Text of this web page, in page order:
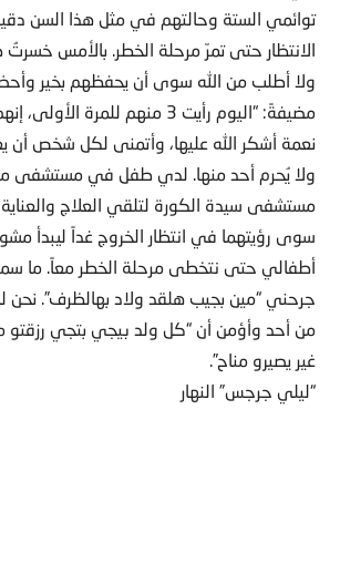
توائمي الستة وحالتهم في مثل هذا السن
الانتظار حتى تمرّ مرحلة الخطر. بالأمس
ولا أطلب من الله سوى أن يحفظهم بخير
مضيفةً: “اليوم رأيت 3 منهم للمرة
نعمة أشكر الله عليها، وأتمنى لكل شخص أن
ولا يُحرم أحد منها. لدي طفل في مستشفى
مستشفى سيدة الكورة لتلقي العلاج والعناية
سوى رؤيتهما في انتظار الخروج غداً ليبدأ
أطفالي حتى نتخطى مرحلة الخطر معاً. ما
جرحني “مين بجيب هلقد ولاد بهالظرف”.
من أحد وأؤمن أن “كل ولد بيجي بتجي
غير يصيرو مناح”.
“ليلي جرجس” النهار